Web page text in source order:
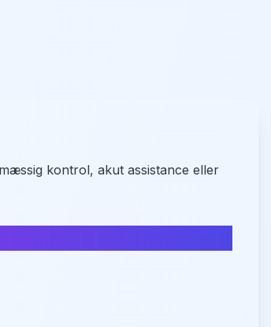
kontrol, akut assistance eller